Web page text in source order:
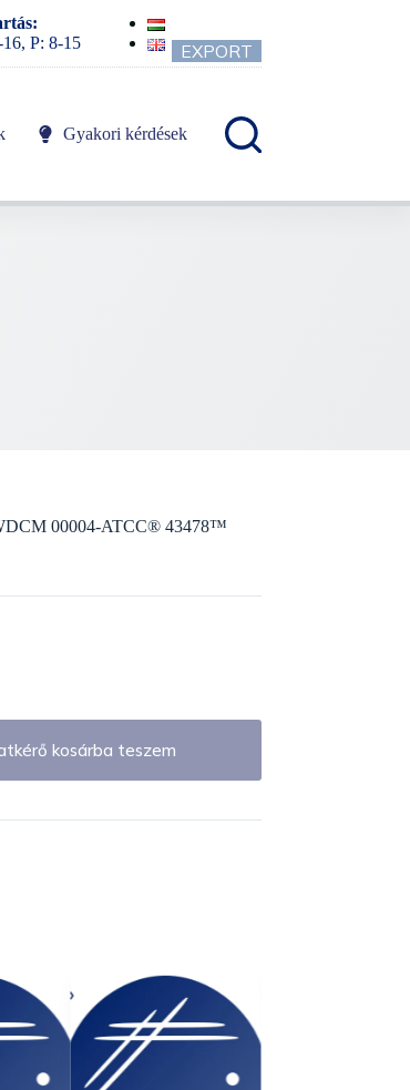
P: 8-15
EXPORT
Gyakori kérdések
00004-ATCC® 43478™
kosárba teszem